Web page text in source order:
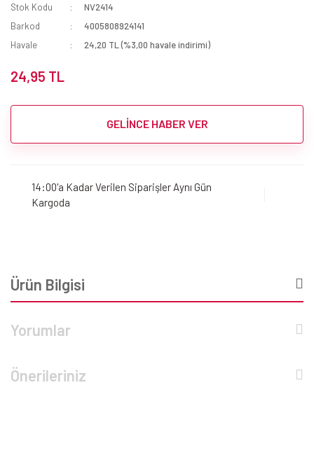
Stok Kodu
NV2414
Barkod
4005808924141
Havale
24,20 TL (%3,00 havale indirimi)
24,95 TL
GELİNCE HABER VER
14:00'a Kadar Verilen Siparişler Aynı Gün
Kargoda
Ürün Bilgisi
Yorumlar
Önerileriniz